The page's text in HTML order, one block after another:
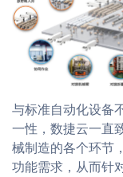
与标准自动化设备
一性，数捷云一直
械制造的各个环节
功能需求，从而针